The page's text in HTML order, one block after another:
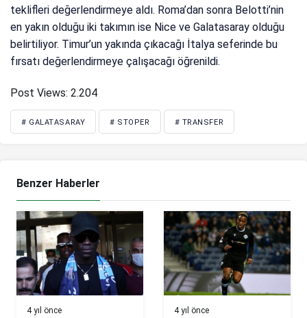
teklifleri değerlendirmeye aldı. Roma’dan sonra Belotti’nin
en yakın olduğu iki takımın ise Nice ve Galatasaray olduğu
belirtiliyor. Timur’un yakında çıkacağı İtalya seferinde bu
fırsatı değerlendirmeye çalışacağı öğrenildi.
Post Views: 2.204
# GALATASARAY # STOPER # TRANSFER
Benzer Haberler
4 yıl önce 4 yıl önce